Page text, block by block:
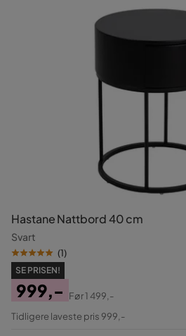
Hastane Nattbord 40 cm
Svart
(1)
SE PRISEN!
Pris
999,-
Original
Før1 499,-
Tidligere laveste pris 999,-